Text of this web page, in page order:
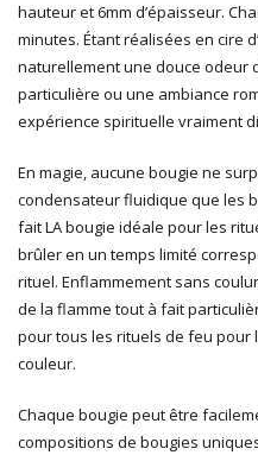
hauteur et 6mm d’épaisseur.
minutes. Étant réalisées en cire
naturellement une douce odeur
particulière ou une ambiance
expérience spirituelle vraiment
En magie, aucune bougie ne
condensateur fluidique que les
fait LA bougie idéale pour les
brûler en un temps limité
rituel. Enflammement sans
de la flamme tout à fait
pour tous les rituels de feu pour
couleur.
Chaque bougie peut être
compositions de bougies